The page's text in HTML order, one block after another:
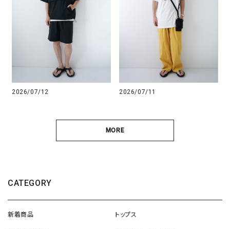
2026/07/12 2026/07/11
MORE
CATEGORY
新着商品 トップス